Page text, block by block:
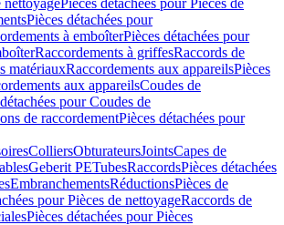
nettoyagePièces détachées pour Pièces de
Pièces détachées pour
à emboîterPièces détachées pour
Raccordements à griffesRaccords de
matériauxRaccordements aux appareilsPièces
aux appareilsCoudes de
pour Coudes de
de raccordementPièces détachées pour
ColliersObturateursJointsCapes de
Geberit PETubesRaccordsPièces détachées
EmbranchementsRéductionsPièces de
pour Pièces de nettoyageRaccords de
Pièces détachées pour Pièces